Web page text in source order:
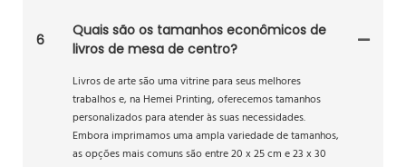
6
Quais são os tamanhos econômicos de
livros de mesa de centro?
Livros de arte são uma vitrine para seus melhores
trabalhos e, na Hemei Printing, oferecemos tamanhos
personalizados para atender às suas necessidades.
Embora imprimamos uma ampla variedade de tamanhos,
as opções mais comuns são entre 20 x 25 cm e 23 x 30